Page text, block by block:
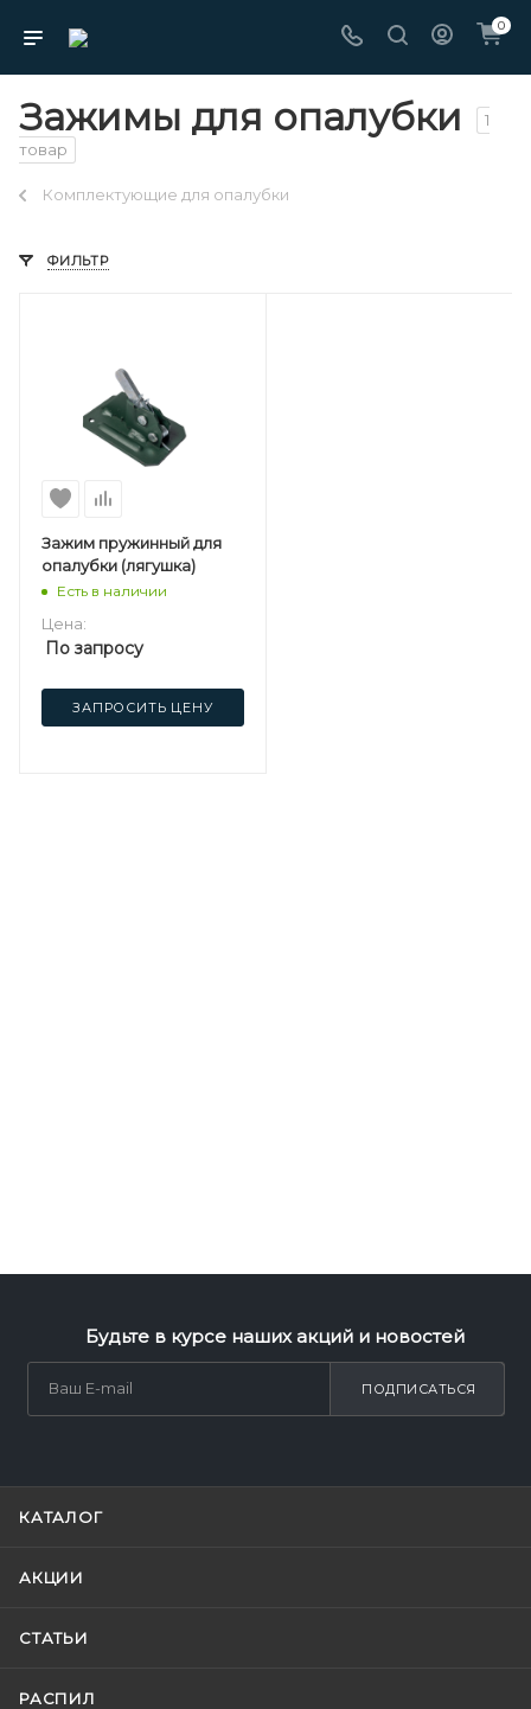
0
Зажимы для опалубки
1
товар
Комплектующие для опалубки
ФИЛЬТР
Зажим пружинный для
опалубки (лягушка)
Есть в наличии
Цена:
По запросу
ЗАПРОСИТЬ ЦЕНУ
Будьте в курсе наших акций и новостей
ПОДПИСАТЬСЯ
КАТАЛОГ
АКЦИИ
СТАТЬИ
РАСПИЛ